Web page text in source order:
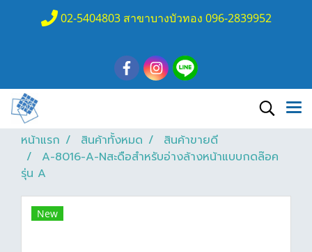
02-5404803 สาขาบางบัวทอง 096-2839952
หน้าแรก สินค้าทั้งหมด
สินค้าขายดี
A-8016-A-Nสะดือสำหรับอ่างล้างหน้าแบบกดล๊อค
รุ่น A
New